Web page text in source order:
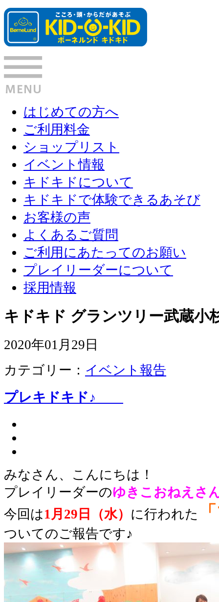
はじめての方へ
ご利用料金
ショップリスト
イベント情報
キドキドについて
キドキドで体験できるあそび
お客様の声
よくあるご質問
ご利用にあたってのお願い
プレイリーダーについて
採用情報
キドキド グランツリー武蔵小
2020年01月29日
カテゴリー： イベント報告
プレキドキド♪
みなさん、こんにちは！
プレイリーダーのゆきこ おねえさ
今回は1月29日（水） に行われた
ついてのご報告です♪